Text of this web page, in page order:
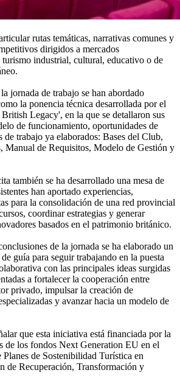
rutas temáticas, narrativas comunes y
dirigidos a mercados
turismo industrial, cultural, educativo o de
jornada de trabajo se han abordado
la ponencia técnica desarrollada por el
Legacy', en la que se detallaron sus
de funcionamiento, oportunidades de
de trabajo ya elaborados: Bases del Club,
Manual de Requisitos, Modelo de Gestión y
también se ha desarrollado una mesa de
han aportado experiencias,
para la consolidación de una red provincial
coordinar estrategias y generar
basados en el patrimonio británico.
de la jornada se ha elaborado un
guía para seguir trabajando en la puesta
con las principales ideas surgidas
a fortalecer la cooperación entre
privado, impulsar la creación de
y avanzar hacia un modelo de
que esta iniciativa está financiada por la
de los fondos Next Generation EU en el
de Sostenibilidad Turística en
de Recuperación, Transformación y